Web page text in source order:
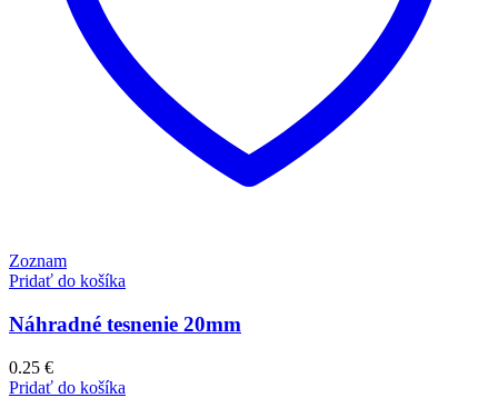
Zoznam
Pridať do košíka
Náhradné tesnenie 20mm
0.25 €
Pridať do košíka